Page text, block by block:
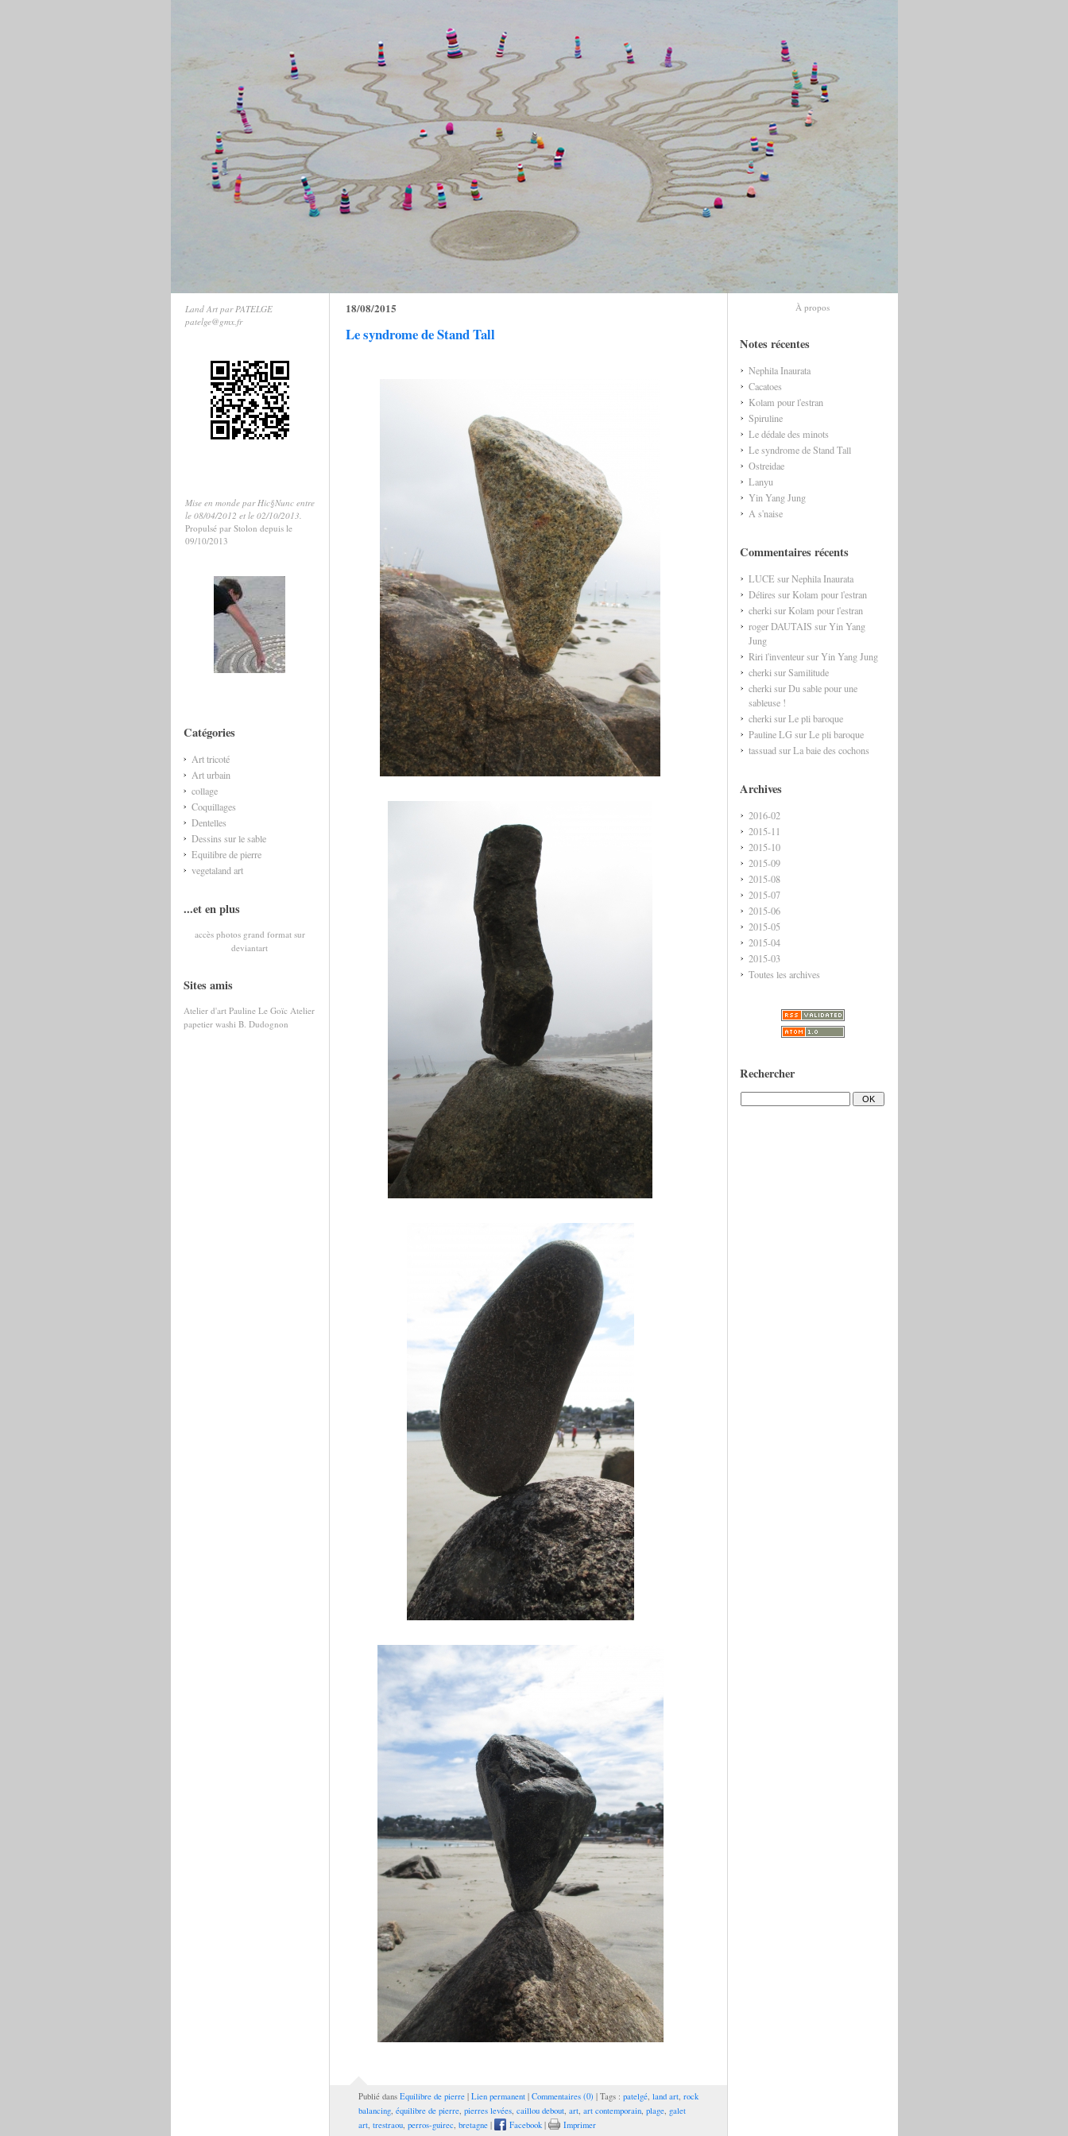
Land Art par PATELGE
patelge@gmx.fr
Mise en monde par Hic§Nunc entre
le 08/04/2012 et le 02/10/2013.
Propulsé par Stolon depuis le
09/10/2013
Catégories
Art tricoté
Art urbain
collage
Coquillages
Dentelles
Dessins sur le sable
Equilibre de pierre
vegetaland art
...et en plus
accès photos grand format sur
deviantart
Sites amis
Atelier d'art Pauline Le Goïc Atelier
papetier washi B. Dudognon
À propos
Notes récentes
Nephila Inaurata
Cacatoes
Kolam pour l'estran
Spiruline
Le dédale des minots
Le syndrome de Stand Tall
Ostreidae
Lanyu
Yin Yang Jung
A s'naise
Commentaires récents
LUCE surNephila Inaurata
Délires sur Kolam pour l'estran
cherki sur Kolam pour l'estran
roger DAUTAIS surYin Yang
Jung
Riri l'inventeursurYin Yang Jung
cherki surSamilitude
cherki surDu sable pour une
sableuse !
cherki surLe pli baroque
Pauline LGsurLe pli baroque
tassuadsurLa baie des cochons
Archives
2016-02
2015-11
2015-10
2015-09
2015-08
2015-07
2015-06
2015-05
2015-04
2015-03
Toutes les archives
Rechercher
18/08/2015
Le syndrome de Stand Tall
Publié dans Equilibre de pierre| Lien permanent| Commentaires (0) | Tags : patelgé, land art, rock
balancing, équilibre de pierre, pierres levées, caillou debout, art, art contemporain, plage, galet
art, trestraou, perros-guirec, bretagne| Facebook| Imprimer